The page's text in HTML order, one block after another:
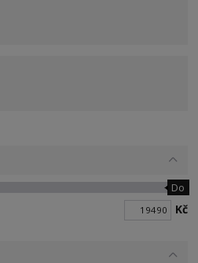
Do
Kč